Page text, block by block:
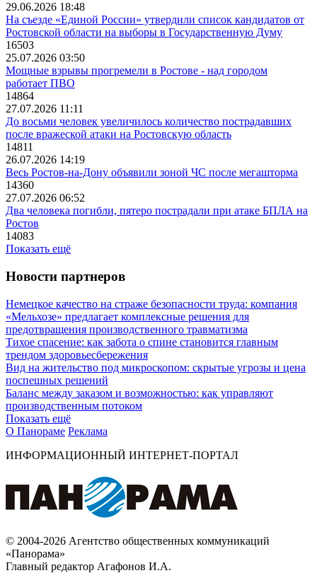
29.06.2026 18:48
На съезде «Единой России» утвердили список кандидатов от
Ростовской области на выборы в Государственную Думу
16503
25.07.2026 03:50
Мощные взрывы прогремели в Ростове - над городом
работает ПВО
14864
27.07.2026 11:11
До восьми человек увеличилось количество пострадавших
после вражеской атаки на Ростовскую область
14811
26.07.2026 14:19
Весь Ростов-на-Дону объявили зоной ЧС после мегашторма
14360
27.07.2026 06:52
Два человека погибли, пятеро пострадали при атаке БПЛА на
Ростов
14083
Показать ещё
Новости партнеров
Немецкое качество на страже безопасности труда: компания
«Мельхозе» предлагает комплексные решения для
предотвращения производственного травматизма
Тихое спасение: как забота о спине становится главным
трендом здоровьесбережения
Вид на жительство под микроскопом: скрытые угрозы и цена
поспешных решений
Баланс между заказом и возможностью: как управляют
производственным потоком
Показать ещё
О Панораме Реклама
ИНФОРМАЦИОННЫЙ ИНТЕРНЕТ-ПОРТАЛ
© 2004-2026 Агентство общественных коммуникаций
«Панорама»
Главный редактор Агафонов И.А.